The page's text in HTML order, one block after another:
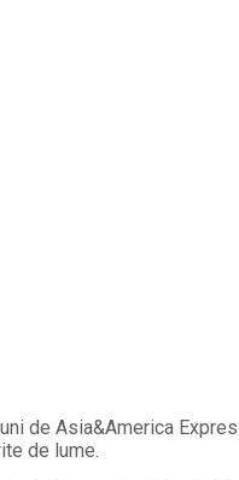
de Asia&America
de lume.